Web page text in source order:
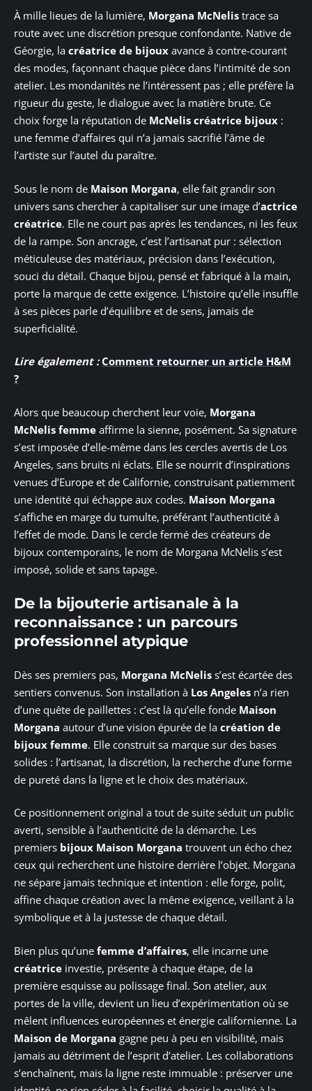
À mille lieues de la lumière, Morgana McNelis trace sa
route avec une discrétion presque confondante. Native de
Géorgie, la créatrice de bijoux avance à contre-courant
des modes, façonnant chaque pièce dans l’intimité de son
atelier. Les mondanités ne l’intéressent pas ; elle préfère la
rigueur du geste, le dialogue avec la matière brute. Ce
choix forge la réputation de McNelis créatrice bijoux :
une femme d’affaires qui n’a jamais sacrifié l’âme de
l’artiste sur l’autel du paraître.
Sous le nom de Maison Morgana, elle fait grandir son
univers sans chercher à capitaliser sur une image d’actrice
créatrice. Elle ne court pas après les tendances, ni les feux
de la rampe. Son ancrage, c’est l’artisanat pur : sélection
méticuleuse des matériaux, précision dans l’exécution,
souci du détail. Chaque bijou, pensé et fabriqué à la main,
porte la marque de cette exigence. L’histoire qu’elle insuffle
à ses pièces parle d’équilibre et de sens, jamais de
superficialité.
Lire également : Comment retourner un article H&M
?
Alors que beaucoup cherchent leur voie, Morgana
McNelis femme affirme la sienne, posément. Sa signature
s’est imposée d’elle-même dans les cercles avertis de Los
Angeles, sans bruits ni éclats. Elle se nourrit d’inspirations
venues d’Europe et de Californie, construisant patiemment
une identité qui échappe aux codes. Maison Morgana
s’affiche en marge du tumulte, préférant l’authenticité à
l’effet de mode. Dans le cercle fermé des créateurs de
bijoux contemporains, le nom de Morgana McNelis s’est
imposé, solide et sans tapage.
De la bijouterie artisanale à la
reconnaissance : un parcours
professionnel atypique
Dès ses premiers pas, Morgana McNelis s’est écartée des
sentiers convenus. Son installation à Los Angeles n’a rien
d’une quête de paillettes : c’est là qu’elle fonde Maison
Morgana autour d’une vision épurée de la création de
bijoux femme. Elle construit sa marque sur des bases
solides : l’artisanat, la discrétion, la recherche d’une forme
de pureté dans la ligne et le choix des matériaux.
Ce positionnement original a tout de suite séduit un public
averti, sensible à l’authenticité de la démarche. Les
premiers bijoux Maison Morgana trouvent un écho chez
ceux qui recherchent une histoire derrière l’objet. Morgana
ne sépare jamais technique et intention : elle forge, polit,
affine chaque création avec la même exigence, veillant à la
symbolique et à la justesse de chaque détail.
Bien plus qu’une femme d’affaires, elle incarne une
créatrice investie, présente à chaque étape, de la
première esquisse au polissage final. Son atelier, aux
portes de la ville, devient un lieu d’expérimentation où se
mêlent influences européennes et énergie californienne. La
Maison de Morgana gagne peu à peu en visibilité, mais
jamais au détriment de l’esprit d’atelier. Les collaborations
s’enchaînent, mais la ligne reste immuable : préserver une